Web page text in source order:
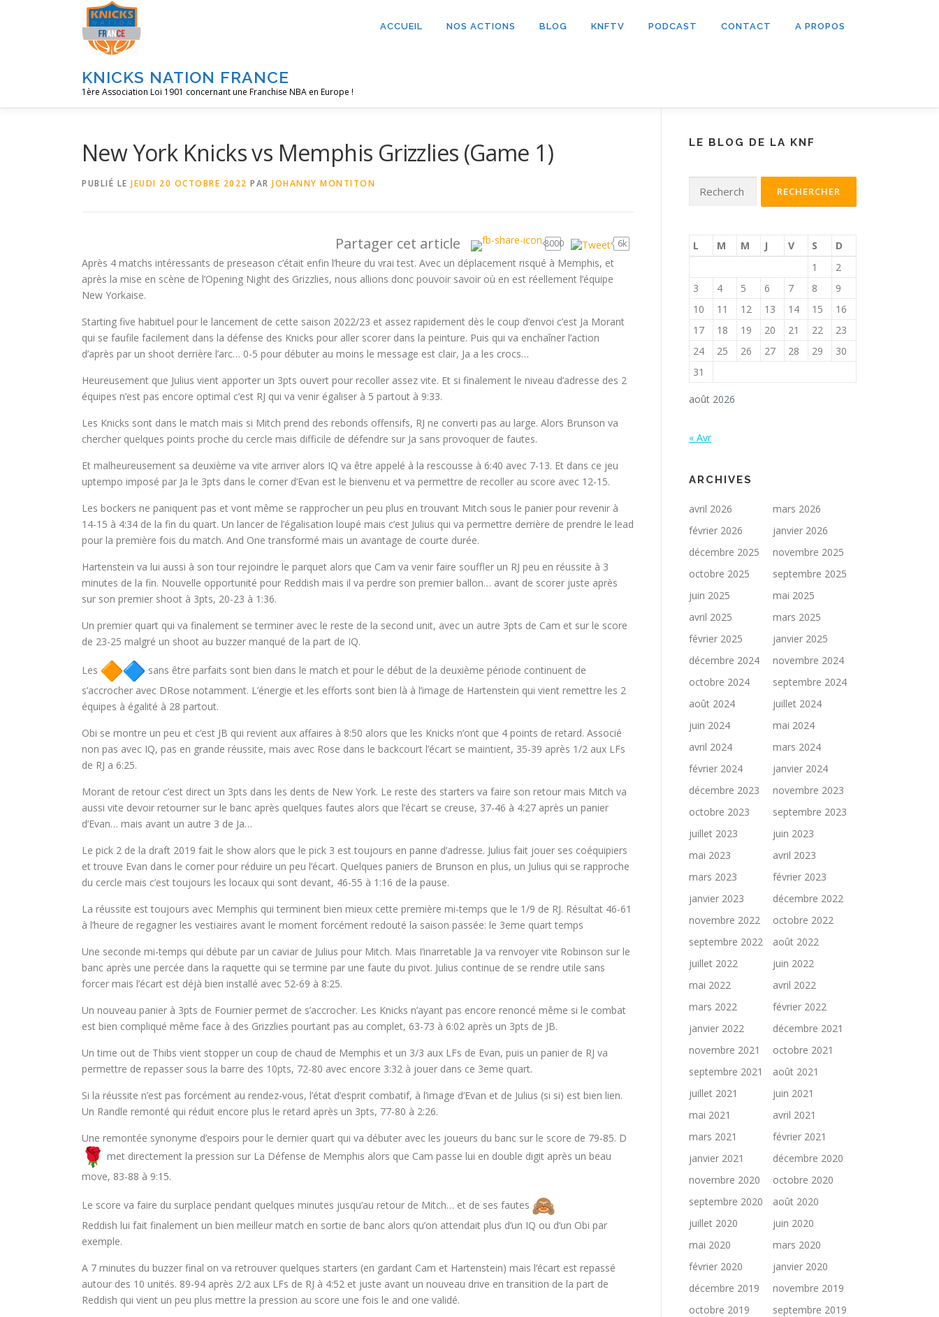
KNICKS NATION FRANCE
1ère Association Loi 1901 concernant une Franchise NBA en Europe !
ACCUEIL NOS ACTIONS BLOG KNFTV PODCAST CONTACT A PROPOS
New York Knicks vs Memphis Grizzlies (Game 1)
PUBLIÉ LE JEUDI 20 OCTOBRE 2022 PAR JOHANNY MONTITON
Partager cet article 8000 6k
Après 4 matchs intéressants de preseason c’était enfin l’heure du vrai test. Avec un déplacement risqué à Memphis, et
après la mise en scène de l’Opening Night des Grizzlies, nous allions donc pouvoir savoir où en est réellement l’équipe
New Yorkaise.
Starting five habituel pour le lancement de cette saison 2022/23 et assez rapidement dès le coup d’envoi c’est Ja Morant
qui se faufile facilement dans la défense des Knicks pour aller scorer dans la peinture. Puis qui va enchaîner l’action
d’après par un shoot derrière l’arc… 0-5 pour débuter au moins le message est clair, Ja a les crocs…
Heureusement que Julius vient apporter un 3pts ouvert pour recoller assez vite. Et si finalement le niveau d’adresse des 2
équipes n’est pas encore optimal c’est RJ qui va venir égaliser à 5 partout à 9:33.
Les Knicks sont dans le match mais si Mitch prend des rebonds offensifs, RJ ne converti pas au large. Alors Brunson va
chercher quelques points proche du cercle mais difficile de défendre sur Ja sans provoquer de fautes.
Et malheureusement sa deuxième va vite arriver alors IQ va être appelé à la rescousse à 6:40 avec 7-13. Et dans ce jeu
uptempo imposé par Ja le 3pts dans le corner d’Evan est le bienvenu et va permettre de recoller au score avec 12-15.
Les bockers ne paniquent pas et vont même se rapprocher un peu plus en trouvant Mitch sous le panier pour revenir à
14-15 à 4:34 de la fin du quart. Un lancer de l’égalisation loupé mais c’est Julius qui va permettre derrière de prendre le lead
pour la première fois du match. And One transformé mais un avantage de courte durée.
Hartenstein va lui aussi à son tour rejoindre le parquet alors que Cam va venir faire souffler un RJ peu en réussite à 3
minutes de la fin. Nouvelle opportunité pour Reddish mais il va perdre son premier ballon… avant de scorer juste après
sur son premier shoot à 3pts, 20-23 à 1:36.
Un premier quart qui va finalement se terminer avec le reste de la second unit, avec un autre 3pts de Cam et sur le score
de 23-25 malgré un shoot au buzzer manqué de la part de IQ.
Les
sans être parfaits sont bien dans le match et pour le début de la deuxième période continuent de
s’accrocher avec DRose notamment. L’énergie et les efforts sont bien là à l’image de Hartenstein qui vient remettre les 2
équipes à égalité à 28 partout.
Obi se montre un peu et c’est JB qui revient aux affaires à 8:50 alors que les Knicks n’ont que 4 points de retard. Associé
non pas avec IQ, pas en grande réussite, mais avec Rose dans le backcourt l’écart se maintient, 35-39 après 1/2 aux LFs
de RJ a 6:25.
Morant de retour c’est direct un 3pts dans les dents de New York. Le reste des starters va faire son retour mais Mitch va
aussi vite devoir retourner sur le banc après quelques fautes alors que l’écart se creuse, 37-46 à 4:27 après un panier
d’Evan… mais avant un autre 3 de Ja…
Le pick 2 de la draft 2019 fait le show alors que le pick 3 est toujours en panne d’adresse. Julius fait jouer ses coéquipiers
et trouve Evan dans le corner pour réduire un peu l’écart. Quelques paniers de Brunson en plus, un Julius qui se rapproche
du cercle mais c’est toujours les locaux qui sont devant, 46-55 à 1:16 de la pause.
La réussite est toujours avec Memphis qui terminent bien mieux cette première mi-temps que le 1/9 de RJ. Résultat 46-61
à l’heure de regagner les vestiaires avant le moment forcément redouté la saison passée: le 3eme quart temps
Une seconde mi-temps qui débute par un caviar de Julius pour Mitch. Mais I’inarretable Ja va renvoyer vite Robinson sur le
banc après une percée dans la raquette qui se termine par une faute du pivot. Julius continue de se rendre utile sans
forcer mais l’écart est déjà bien installé avec 52-69 à 8:25.
Un nouveau panier à 3pts de Fournier permet de s’accrocher. Les Knicks n’ayant pas encore renoncé même si le combat
est bien compliqué même face à des Grizzlies pourtant pas au complet, 63-73 à 6:02 après un 3pts de JB.
Un time out de Thibs vient stopper un coup de chaud de Memphis et un 3/3 aux LFs de Evan, puis un panier de RJ va
permettre de repasser sous la barre des 10pts, 72-80 avec encore 3:32 à jouer dans ce 3eme quart.
Si la réussite n’est pas forcément au rendez-vous, l’état d’esprit combatif, à l’image d’Evan et de Julius (si si) est bien lien.
Un Randle remonté qui réduit encore plus le retard après un 3pts, 77-80 à 2:26.
Une remontée synonyme d’espoirs pour le dernier quart qui va débuter avec les joueurs du banc sur le score de 79-85. D
met directement la pression sur La Défense de Memphis alors que Cam passe lui en double digit après un beau
move, 83-88 à 9:15.
Le score va faire du surplace pendant quelques minutes jusqu’au retour de Mitch… et de ses fautes
Reddish lui fait finalement un bien meilleur match en sortie de banc alors qu’on attendait plus d’un IQ ou d’un Obi par
exemple.
A 7 minutes du buzzer final on va retrouver quelques starters (en gardant Cam et Hartenstein) mais l’écart est repassé
autour des 10 unités. 89-94 après 2/2 aux LFs de RJ à 4:52 et juste avant un nouveau drive en transition de la part de
Reddish qui vient un peu plus mettre la pression au score une fois le and one validé.
LE BLOG DE LA KNF
août 2026
L M M J V S
D
1
2
3
4 5 6 7 8
9
10
11 12 13 14 15
16
17
18 19 20 21 22
23
24
25 26 27 28 29
30
31
« Avr
ARCHIVES
avril 2026
mars 2026
février 2026
janvier 2026
décembre 2025
novembre 2025
octobre 2025
septembre 2025
juin 2025
mai 2025
avril 2025
mars 2025
février 2025
janvier 2025
décembre 2024
novembre 2024
octobre 2024
septembre 2024
août 2024
juillet 2024
juin 2024
mai 2024
avril 2024
mars 2024
février 2024
janvier 2024
décembre 2023
novembre 2023
octobre 2023
septembre 2023
juillet 2023
juin 2023
mai 2023
avril 2023
mars 2023
février 2023
janvier 2023
décembre 2022
novembre 2022
octobre 2022
septembre 2022
août 2022
juillet 2022
juin 2022
mai 2022
avril 2022
mars 2022
février 2022
janvier 2022
décembre 2021
novembre 2021
octobre 2021
septembre 2021
août 2021
juillet 2021
juin 2021
mai 2021
avril 2021
mars 2021
février 2021
janvier 2021
décembre 2020
novembre 2020
octobre 2020
septembre 2020
août 2020
juillet 2020
juin 2020
mai 2020
mars 2020
février 2020
janvier 2020
décembre 2019
novembre 2019
octobre 2019
septembre 2019